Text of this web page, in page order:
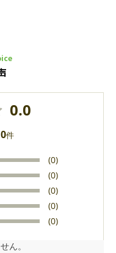
0.0
0件
(0)
(0)
(0)
(0)
(0)
ん。